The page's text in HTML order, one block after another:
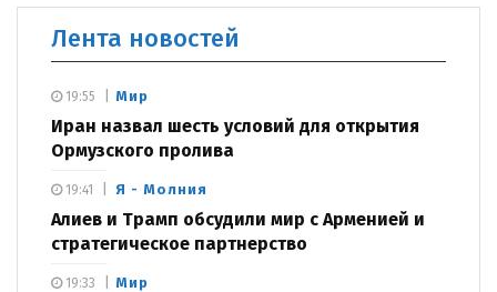
Лента новостей
Мир
Иран назвал шесть условий для открытия
Ормузского пролива
19:55
Я - Молния
Алиев и Трамп обсудили мир с Арменией и
стратегическое партнерство
19:41
Мир
19:33